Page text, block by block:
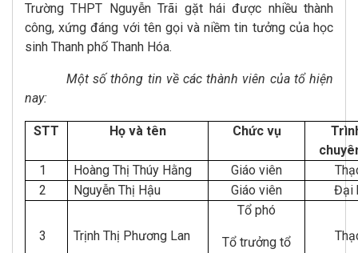
Trường THPT Nguyễn Trãi gặt hái được nhiều thành
công, xứng đáng với tên gọi và niềm tin tưởng của học
sinh Thanh phố Thanh Hóa.
Một số thông tin về các thành viên của tổ hiện
nay:
STT Họ và tên Chức vụ
1
Hoàng Thị Thúy Hằng Giáo viên
2
Nguyễn Thị Hậu Giáo viên Đại
3 Trịnh Thị Phương Lan
Tổ phó
Tổ trưởng tổ